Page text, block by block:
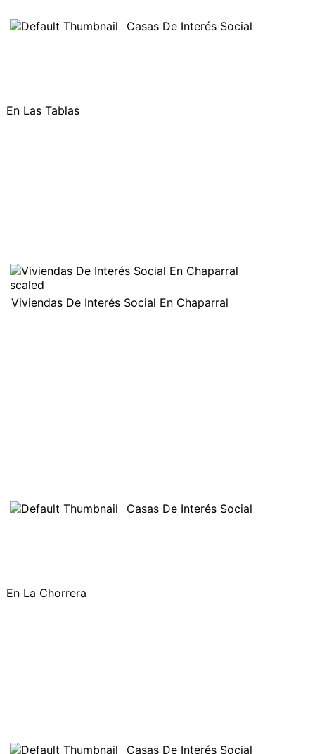
Casas De Interés Social
En Las Tablas
Viviendas De Interés Social En Chaparral
Casas De Interés Social
En La Chorrera
Casas De Interés Social